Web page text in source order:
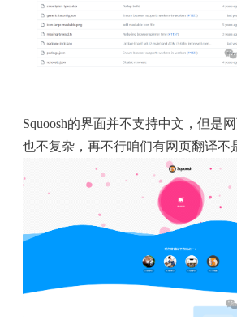
Squoosh的界面并不支持中文，但是
也不复杂，再不行咱们有网页翻译不